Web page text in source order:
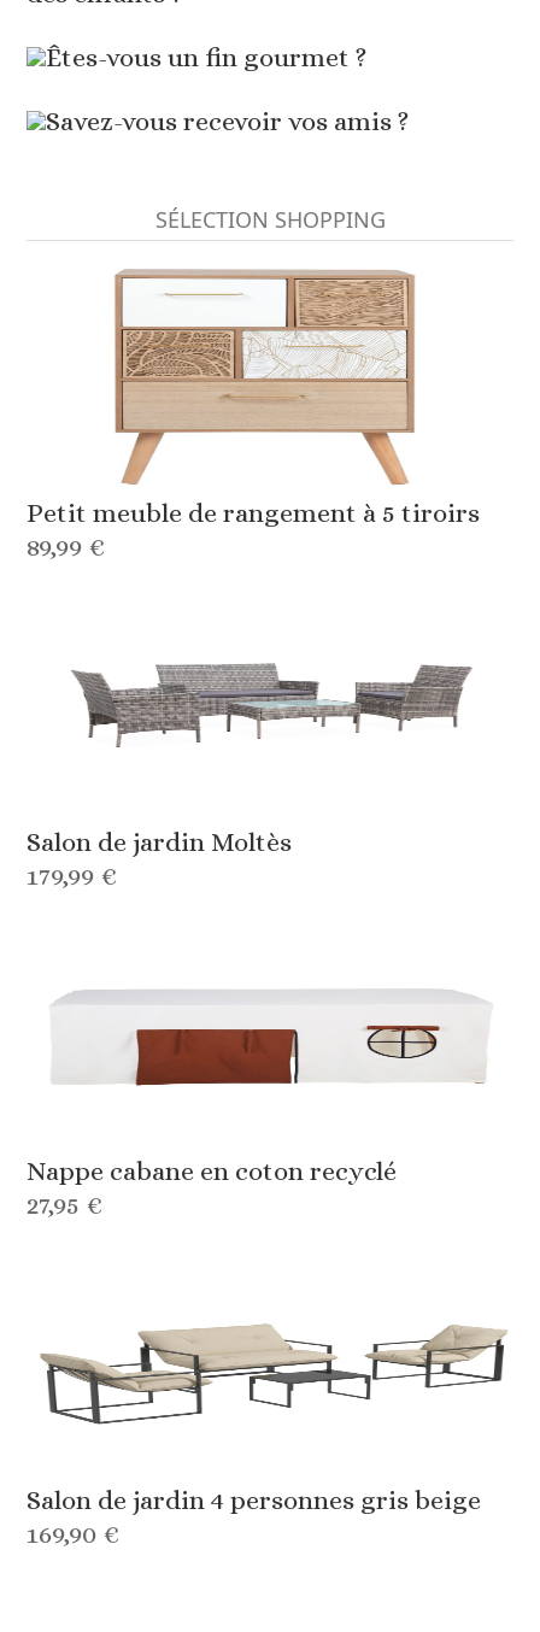
Êtes-vous un fin gourmet ?
Savez-vous recevoir vos amis ?
SÉLECTION SHOPPING
Petit meuble de rangement à 5 tiroirs
89,99 €
Salon de jardin Moltès
179,99 €
Nappe cabane en coton recyclé
27,95 €
Salon de jardin 4 personnes gris beige
169,90 €